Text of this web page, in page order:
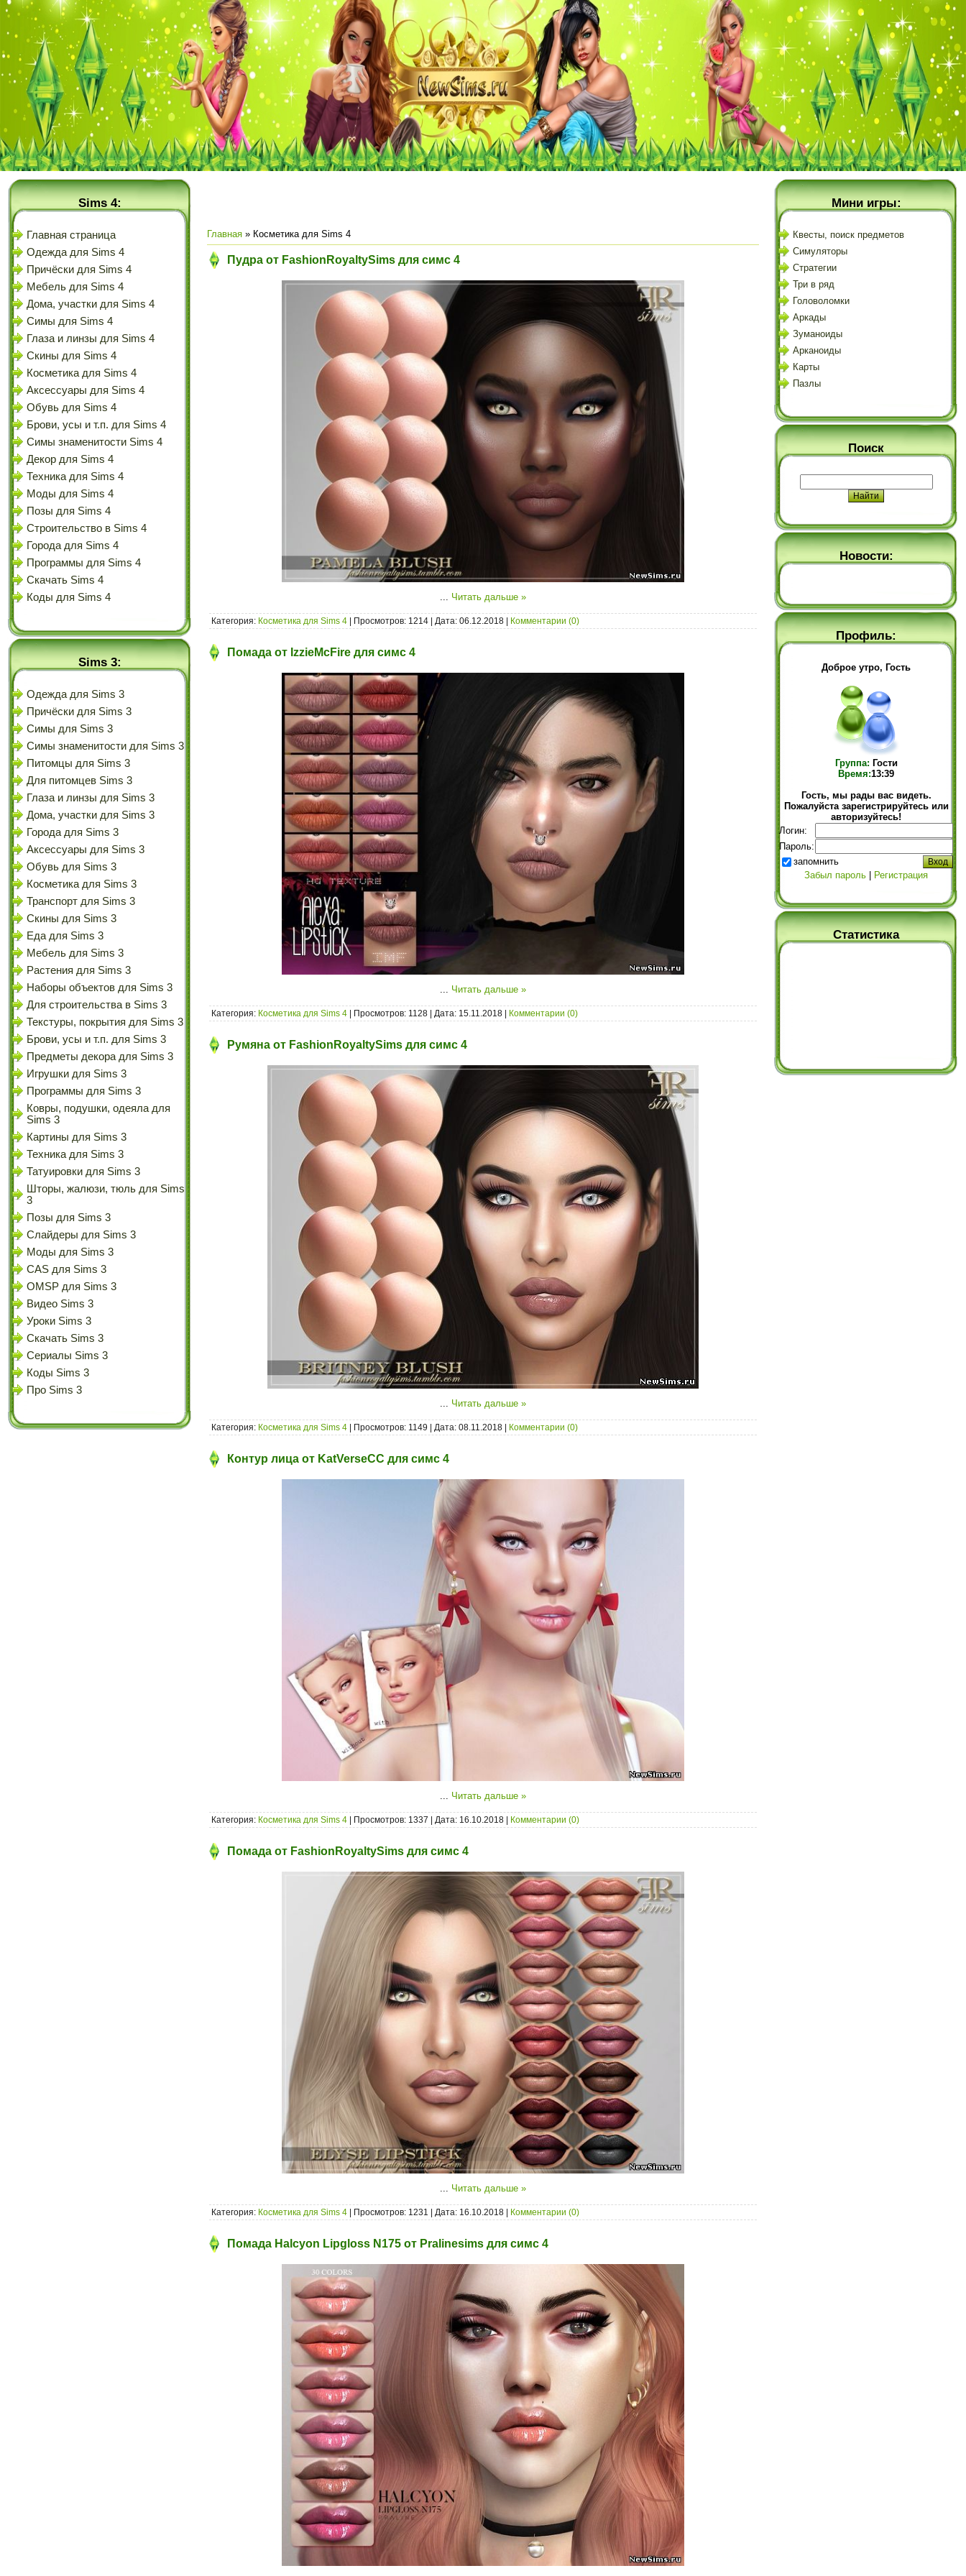
Sims 4:
Главная страница
Одежда для Sims 4
Причёски для Sims 4
Мебель для Sims 4
Дома, участки для Sims 4
Симы для Sims 4
Глаза и линзы для Sims 4
Скины для Sims 4
Косметика для Sims 4
Аксессуары для Sims 4
Обувь для Sims 4
Брови, усы и т.п. для Sims 4
Симы знаменитости Sims 4
Декор для Sims 4
Техника для Sims 4
Моды для Sims 4
Позы для Sims 4
Строительство в Sims 4
Города для Sims 4
Программы для Sims 4
Скачать Sims 4
Коды для Sims 4
Sims 3:
Одежда для Sims 3
Причёски для Sims 3
Симы для Sims 3
Симы знаменитости для Sims 3
Питомцы для Sims 3
Для питомцев Sims 3
Глаза и линзы для Sims 3
Дома, участки для Sims 3
Города для Sims 3
Аксессуары для Sims 3
Обувь для Sims 3
Косметика для Sims 3
Транспорт для Sims 3
Скины для Sims 3
Еда для Sims 3
Мебель для Sims 3
Растения для Sims 3
Наборы объектов для Sims 3
Для строительства в Sims 3
Текстуры, покрытия для Sims 3
Брови, усы и т.п. для Sims 3
Предметы декора для Sims 3
Игрушки для Sims 3
Программы для Sims 3
Ковры, подушки, одеяла для
Sims 3
Картины для Sims 3
Техника для Sims 3
Татуировки для Sims 3
Шторы, жалюзи, тюль для Sims
3
Позы для Sims 3
Слайдеры для Sims 3
Моды для Sims 3
CAS для Sims 3
OMSP для Sims 3
Видео Sims 3
Уроки Sims 3
Скачать Sims 3
Сериалы Sims 3
Коды Sims 3
Про Sims 3
Главная » Косметика для Sims 4
Пудра от FashionRoyaltySims для симс 4
Читать дальше »
Категория: Косметика для Sims 4 | Просмотров: 1214 | Дата: 06.12.2018 Комментарии (0)
Помада от IzzieMcFire для симс 4
Читать дальше »
Категория: Косметика для Sims 4 | Просмотров: 1128 | Дата: 15.11.2018 Комментарии (0)
Румяна от FashionRoyaltySims для симс 4
Читать дальше »
Категория: Косметика для Sims 4 | Просмотров: 1149 | Дата: 08.11.2018 Комментарии (0)
Контур лица от KatVerseCC для симс 4
Читать дальше »
Категория: Косметика для Sims 4 | Просмотров: 1337 | Дата: 16.10.2018 Комментарии (0)
Помада от FashionRoyaltySims для симс 4
Читать дальше »
Категория: Косметика для Sims 4 | Просмотров: 1231 | Дата: 16.10.2018 Комментарии (0)
Помада Halcyon Lipgloss N175 от Pralinesims для симс 4
Мини игры:
Квесты, поиск предметов
Симуляторы
Стратегии
Три в ряд
Головоломки
Аркады
Зуманоиды
Арканоиды
Карты
Пазлы
Поиск
Новости:
Профиль:
Доброе утро, Гость
Группа: Гости
Время:13:39
Гость, мы рады вас видеть.
Пожалуйста зарегистрируйтесь или
авторизуйтесь!
Логин:
Пароль:
запомнить
Забыл пароль
Регистрация
Статистика